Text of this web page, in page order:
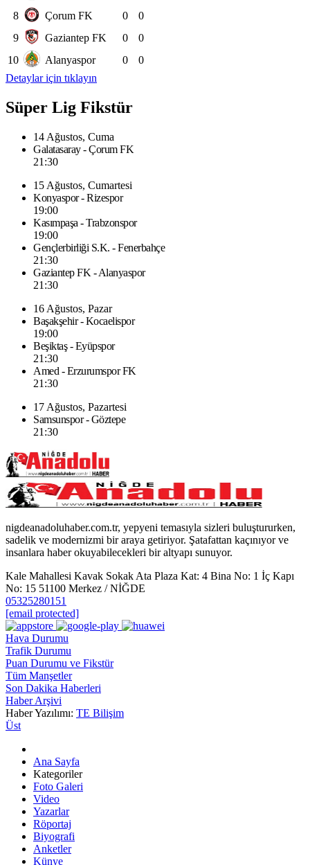
8
Çorum FK 0
0
9
Gaziantep FK 0
0
10
Alanyaspor 0
0
Detaylar için tıklayın
Süper Lig Fikstür
14 Ağustos, Cuma
Galatasaray - Çorum FK
21:30
15 Ağustos, Cumartesi
Konyaspor - Rizespor
19:00
Kasımpaşa - Trabzonspor
19:00
Gençlerbirliği S.K. - Fenerbahçe
21:30
Gaziantep FK - Alanyaspor
21:30
16 Ağustos, Pazar
Başakşehir - Kocaelispor
19:00
Beşiktaş - Eyüpspor
21:30
Amed - Erzurumspor FK
21:30
17 Ağustos, Pazartesi
Samsunspor - Göztepe
21:30
nigdeanadoluhaber.com.tr, yepyeni temasıyla sizleri buluştururken,
sadelik ve modernizmi bir araya getiriyor. Şatafattan kaçınıyor ve
insanlara haber okuyabilecekleri bir altyapı sunuyor.
Kale Mahallesi Kavak Sokak Ata Plaza Kat: 4 Bina No: 1 İç Kapı
No: 15 51100 Merkez / NİĞDE
05325280151
[email protected]
Hava Durumu
Trafik Durumu
Puan Durumu ve Fikstür
Tüm Manşetler
Son Dakika Haberleri
Haber Arşivi
Haber Yazılımı: TE Bilişim
Üst
Ana Sayfa
Kategoriler
Foto Galeri
Video
Yazarlar
Röportaj
Biyografi
Anketler
Künye